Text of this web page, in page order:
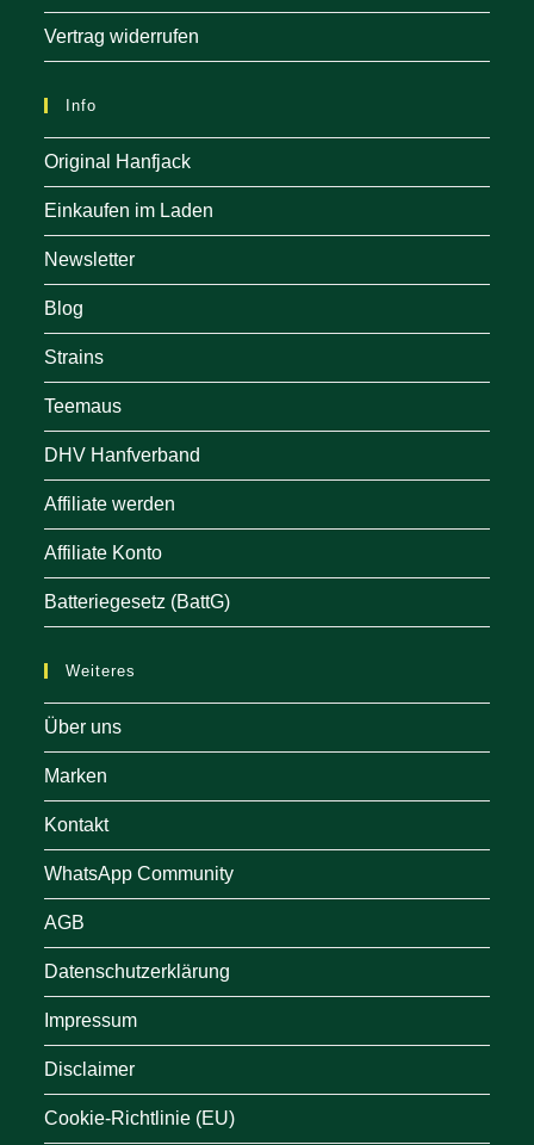
Vertrag widerrufen
Info
Original Hanfjack
Einkaufen im Laden
Newsletter
Blog
Strains
Teemaus
DHV Hanfverband
Affiliate werden
Affiliate Konto
Batteriegesetz (BattG)
Weiteres
Über uns
Marken
Kontakt
WhatsApp Community
AGB
Datenschutzerklärung
Impressum
Disclaimer
Cookie-Richtlinie (EU)